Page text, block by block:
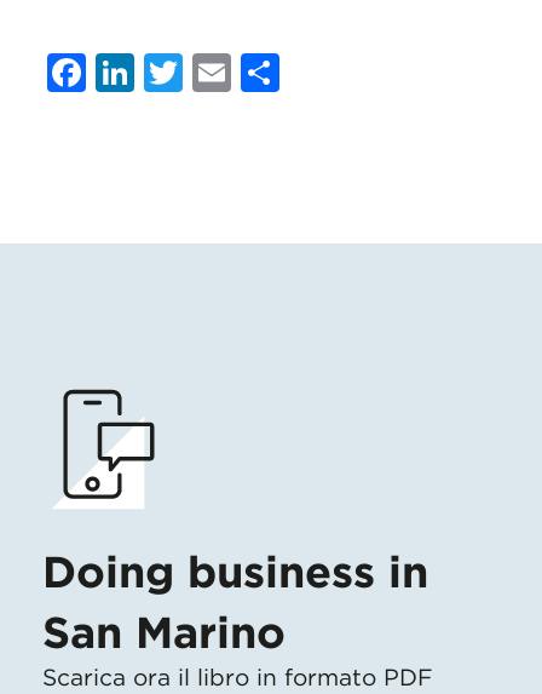
Facebook
LinkedIn
Twitter
Email
Doing business in
San Marino
Scarica ora il libro in formato PDF